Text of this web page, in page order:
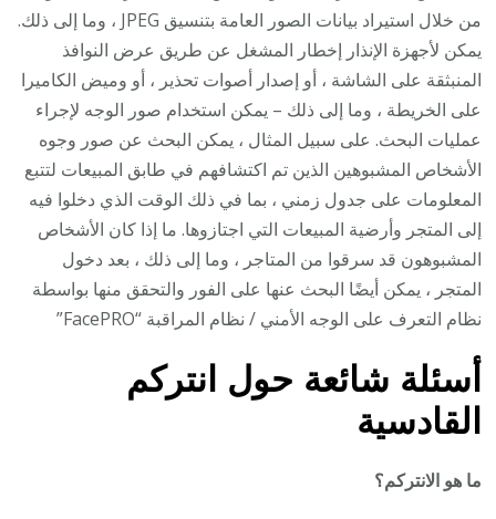
من خلال استيراد بيانات الصور العامة بتنسيق JPEG ، وما إلى ذلك.
يمكن لأجهزة الإنذار إخطار المشغل عن طريق عرض النوافذ
المنبثقة على الشاشة ، أو إصدار أصوات تحذير ، أو وميض الكاميرا
على الخريطة ، وما إلى ذلك – يمكن استخدام صور الوجه لإجراء
عمليات البحث. على سبيل المثال ، يمكن البحث عن صور وجوه
الأشخاص المشبوهين الذين تم اكتشافهم في طابق المبيعات لتتبع
المعلومات على جدول زمني ، بما في ذلك الوقت الذي دخلوا فيه
إلى المتجر وأرضية المبيعات التي اجتازوها. ما إذا كان الأشخاص
المشبوهون قد سرقوا من المتاجر ، وما إلى ذلك ، بعد دخول
المتجر ، يمكن أيضًا البحث عنها على الفور والتحقق منها بواسطة
نظام التعرف على الوجه الأمني / نظام المراقبة “FacePRO”
أسئلة شائعة حول انتركم
القادسية
ما هو الانتركم؟